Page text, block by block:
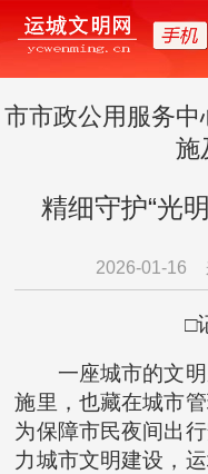
市市政公用服务
精细守护“光
2026-01-16
□
一座城市的文
施里，也藏在城市
为保障市民夜间出
力城市文明建设，